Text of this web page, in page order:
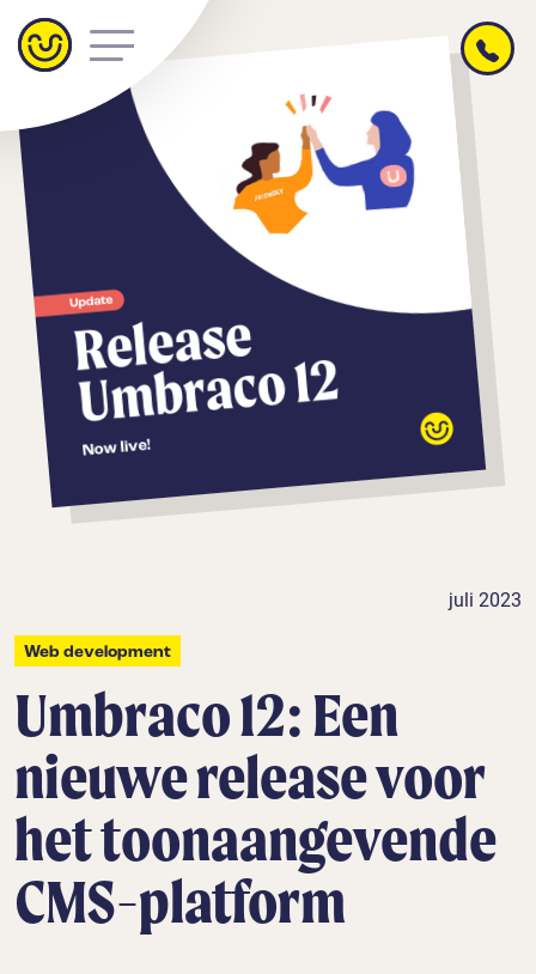
juli 2023
Web development
Umbraco 12: Een
nieuwe release voor
het toonaangevende
CMS-platform